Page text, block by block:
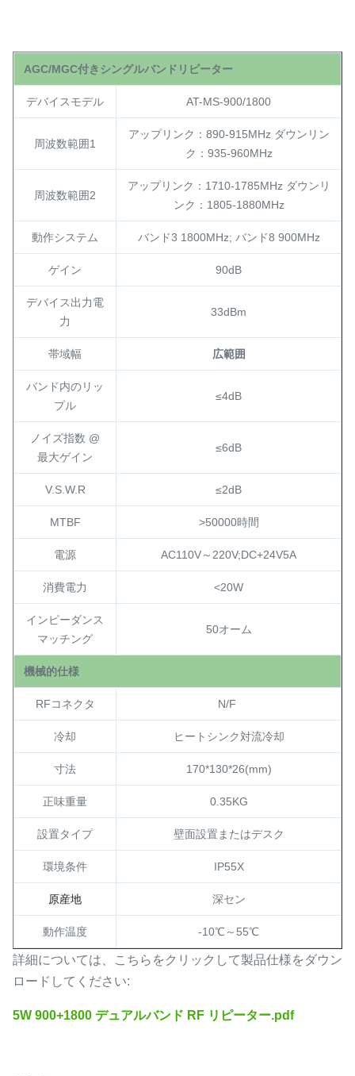
AGC/MGC付きシングルバンドリピーター
デバイスモデル AT-MS-900/1800
周波数範囲1
アップリンク：890-915MHz ダウンリン
ク：935-960MHz
周波数範囲2
アップリンク：1710-1785MHz ダウンリ
ンク：1805-1880MHz
動作システム バンド3 1800MHz; バンド8 900MHz
ゲイン 90dB
デバイス出力電
力
33dBm
帯域幅 広範囲
バンド内のリッ
プル
≤4dB
ノイズ指数 @
最大ゲイン
≤6dB
V.S.W.R ≤2dB
MTBF >50000時間
電源 AC110V～220V;DC+24V5A
消費電力 <20W
インピーダンス
マッチング
50オーム
機械的仕様
RFコネクタ N/F
冷却 ヒートシンク対流冷却
寸法 170*130*26(mm)
正味重量 0.35KG
設置タイプ 壁面設置またはデスク
環境条件 IP55X
原産地 深セン
動作温度 -10℃～55℃
詳細については、こちらをクリックして製品仕様をダウン
ロードしてください:
5W 900+1800 デュアルバンド RF リピーター.pdf